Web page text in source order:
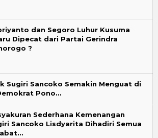
dan Segoro Luhur Kusuma
Dipecat dari Partai Gerindra
?
Sugiri Sancoko Semakin Menguat di
Pono…
Sederhana Kemenangan
Sancoko Lisdyarita Dihadiri Semua